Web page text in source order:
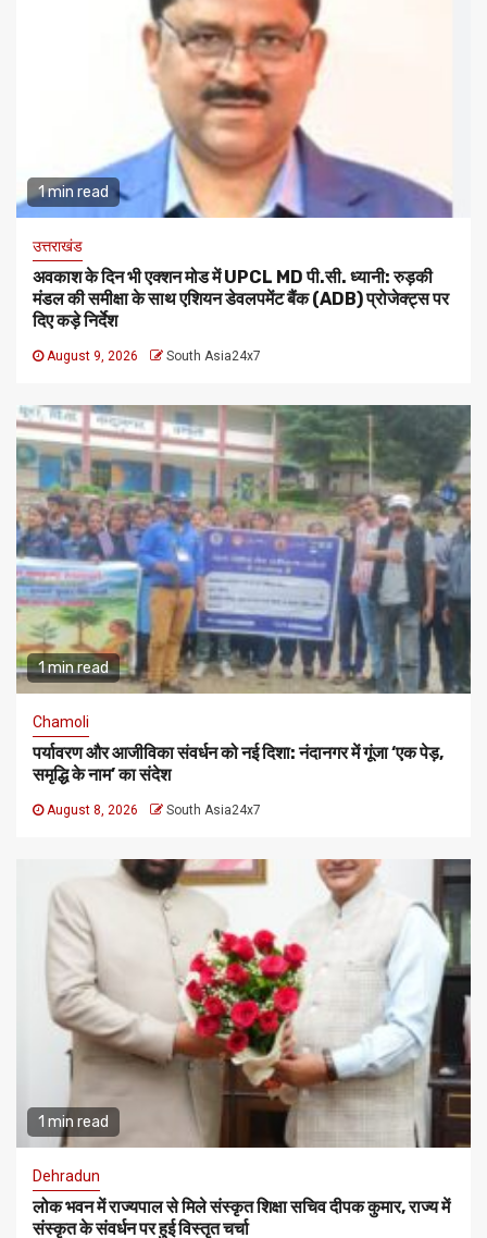
1 min read
उत्तराखंड
अवकाश के दिन भी एक्शन मोड में UPCL MD पी.सी. ध्यानी: रुड़की
मंडल की समीक्षा के साथ एशियन डेवलपमेंट बैंक (ADB) प्रोजेक्ट्स पर
दिए कड़े निर्देश
August 9, 2026 South Asia24x7
1 min read
Chamoli
पर्यावरण और आजीविका संवर्धन को नई दिशा: नंदानगर में गूंजा ‘एक पेड़,
समृद्धि के नाम’ का संदेश
August 8, 2026 South Asia24x7
1 min read
Dehradun
लोक भवन में राज्यपाल से मिले संस्कृत शिक्षा सचिव दीपक कुमार, राज्य में
संस्कृत के संवर्धन पर हुई विस्तृत चर्चा